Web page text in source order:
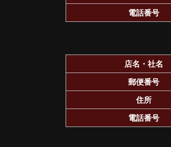
電話番号
店名・社名
郵便番号
住所
電話番号